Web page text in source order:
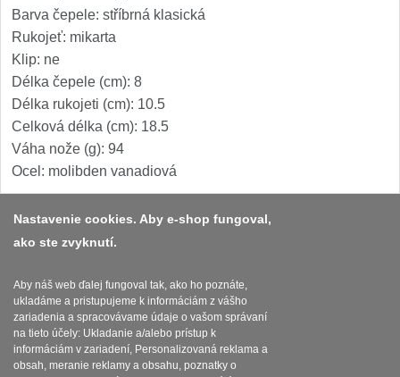
Barva čepele: stříbrná klasická
Rukojeť: mikarta
Klip: ne
Délka čepele (cm): 8
Délka rukojeti (cm): 10.5
Celková délka (cm): 18.5
Váha nože (g): 94
Ocel: molibden vanadiová
Platba a dodávka
Obchodní podmínky
Zasady zpracovani osobnich udaju
Reklamační řád
Nastavenie cookies. Aby e-shop fungoval,
ako ste zvyknutí.
Aby náš web ďalej fungoval tak, ako ho poznáte,
ukladáme a pristupujeme k informáciám z vášho
zariadenia a spracovávame údaje o vašom správaní
na tieto účely: Ukladanie a/alebo prístup k
informáciám v zariadení, Personalizovaná reklama a
obsah, meranie reklamy a obsahu, poznatky o